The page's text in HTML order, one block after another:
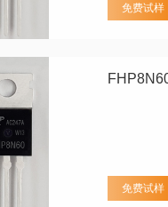
免费试样
免费试样